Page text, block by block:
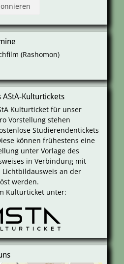
(Rashomon)
AStA-Kulturtickets
Kulturticket für unser
Vorstellung stehen
Studierendentickets
können frühestens eine
unter Vorlage des
in Verbindung mit
an der
werden.
Kulturticket unter: